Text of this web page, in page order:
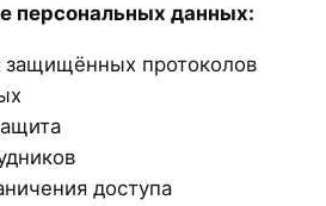
персональных данных:
защищённых протоколов
доступа